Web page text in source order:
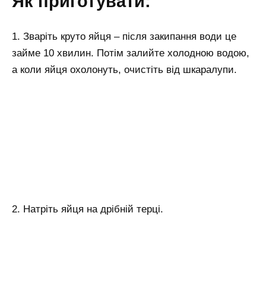
1. Зваріть круто яйця – після закипання води це
займе 10 хвилин. Потім залийте холодною водою,
а коли яйця охолонуть, очистіть від шкаралупи.
2. Натріть яйця на дрібній терці.